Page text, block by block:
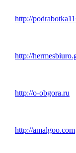
http://
http://
http://o-obgora.ru
http://amalgoo.com